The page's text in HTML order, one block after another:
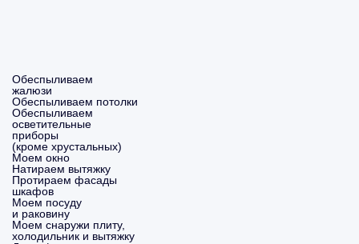
Обеспыливаем
жалюзи
Обеспыливаем потолки
Обеспыливаем
осветительные
приборы
(кроме хрустальных)
Моем окно
Натираем вытяжку
Протираем фасады
шкафов
Моем посуду
и раковину
Моем снаружи плиту,
холодильник и вытяжку